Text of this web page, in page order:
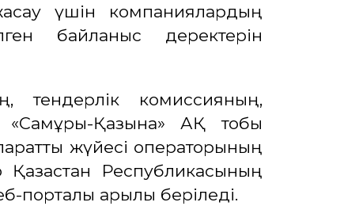
үшін компаниялардың
байланыс деректерін
тендерлік комиссияның,
Қазына» АҚ тобы
жүйесі операторының
Республикасының
порталы арқылы беріледі.